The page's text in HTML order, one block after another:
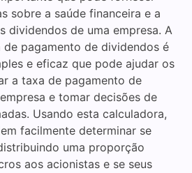
sobre a saúde financeira e a
dividendos de uma empresa. A
pagamento de dividendos é
e eficaz que pode ajudar os
a taxa de pagamento de
e tomar decisões de
Usando esta calculadora,
facilmente determinar se
uma proporção
aos acionistas e se seus